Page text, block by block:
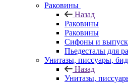
Раковины
Назад
Раковины
Раковины
Сифоны и
Пьедесталы для
Унитазы, писсуары,
Назад
Унитазы,